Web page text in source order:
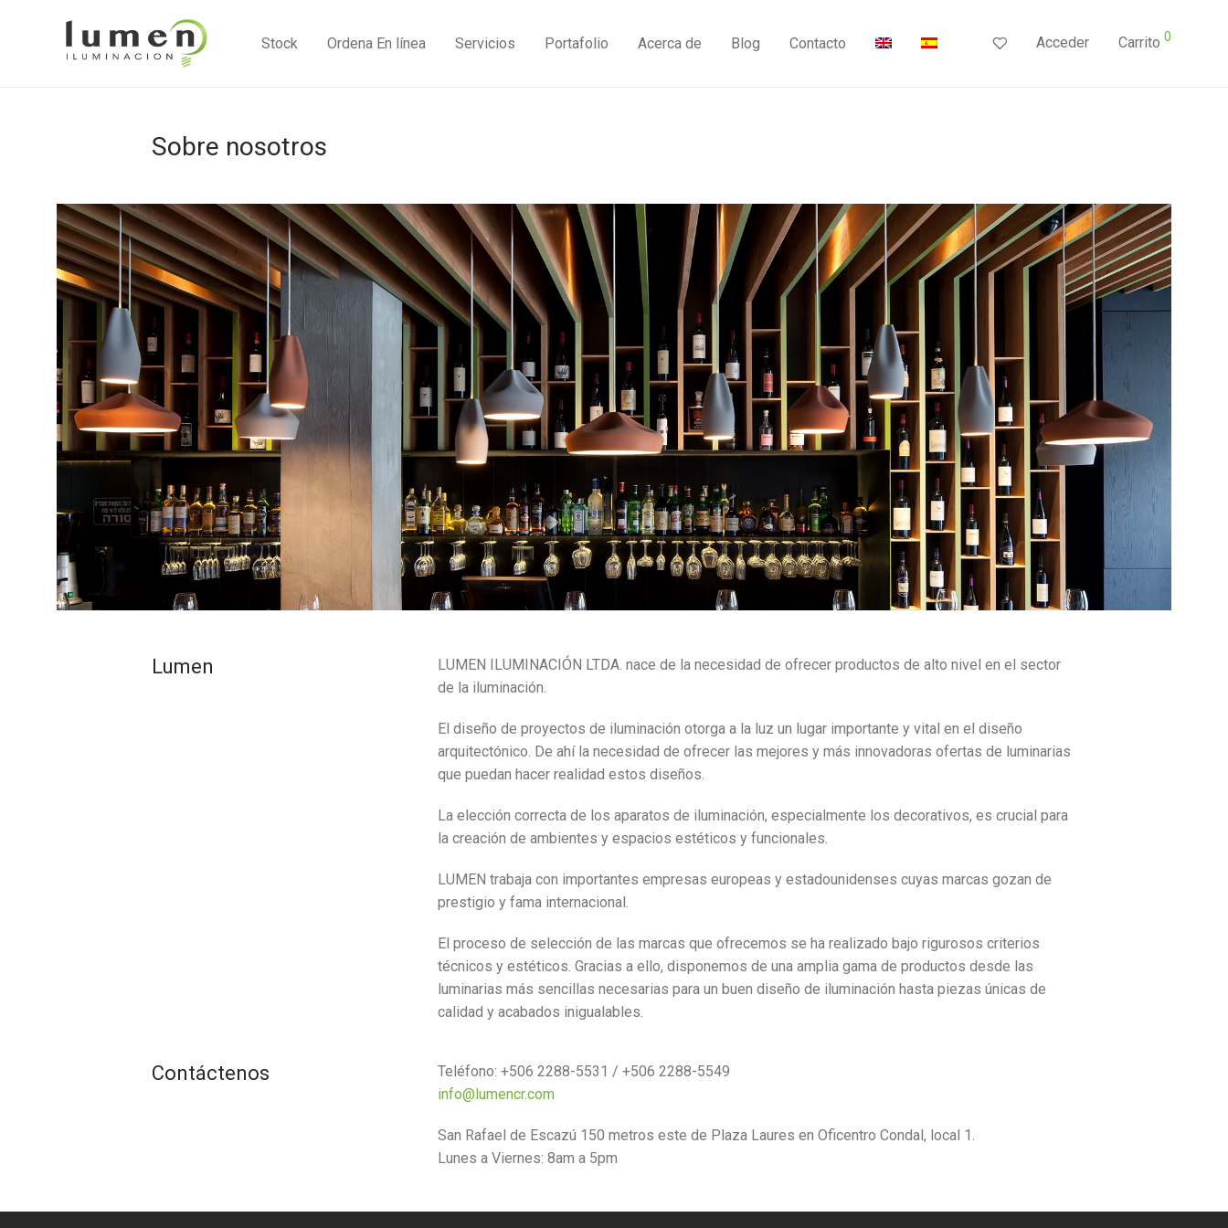
Stock Ordena En línea Servicios Portafolio Acerca de Blog Contacto Acceder Carrito 0
Sobre nosotros
Lumen
LUMEN ILUMINACIÓN LTDA. nace de la necesidad de ofrecer productos de alto nivel en el sector
de la iluminación.
El diseño de proyectos de iluminación otorga a la luz un lugar importante y vital en el diseño
arquitectónico. De ahí la necesidad de ofrecer las mejores y más innovadoras ofertas de luminarias
que puedan hacer realidad estos diseños.
La elección correcta de los aparatos de iluminación, especialmente los decorativos, es crucial para
la creación de ambientes y espacios estéticos y funcionales.
LUMEN trabaja con importantes empresas europeas y estadounidenses cuyas marcas gozan de
prestigio y fama internacional.
El proceso de selección de las marcas que ofrecemos se ha realizado bajo rigurosos criterios
técnicos y estéticos. Gracias a ello, disponemos de una amplia gama de productos desde las
luminarias más sencillas necesarias para un buen diseño de iluminación hasta piezas únicas de
calidad y acabados inigualables.
Contáctenos
Teléfono: +506 2288-5531 / +506 2288-5549
info@lumencr.com
San Rafael de Escazú 150 metros este de Plaza Laures en Oficentro Condal, local 1.
Lunes a Viernes: 8am a 5pm